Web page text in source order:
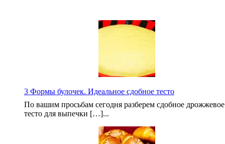
3 Формы булочек. Идеальное сдобное тесто
По вашим просьбам сегодня разберем сдобное дрожжевое
тесто для выпечки […]...